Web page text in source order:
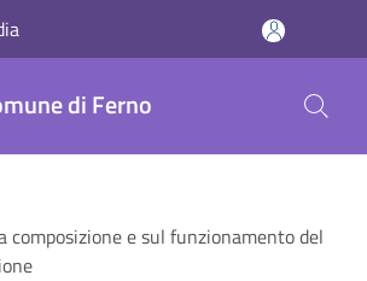
di Ferno
composizione e sul funzionamento del